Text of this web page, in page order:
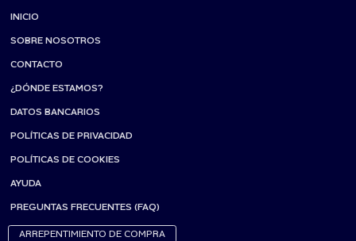
INICIO
SOBRE NOSOTROS
CONTACTO
¿DÓNDE ESTAMOS?
DATOS BANCARIOS
POLÍTICAS DE PRIVACIDAD
POLÍTICAS DE COOKIES
AYUDA
PREGUNTAS FRECUENTES (FAQ)
ARREPENTIMIENTO DE COMPRA